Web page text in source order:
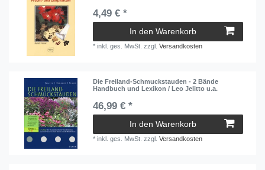
4,49 € *
In den Warenkorb
*inkl. ges. MwSt. zzgl.Versandkosten
Die Freiland-Schmuckstauden - 2 Bände
Handbuch und Lexikon / Leo Jelitto u.a.
46,99 € *
In den Warenkorb
*inkl. ges. MwSt. zzgl.Versandkosten